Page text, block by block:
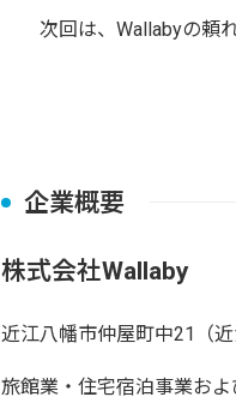
次回は、Wallabyの頼
企業概要
株式会社Wallaby
近江八幡市仲屋町中21（
旅館業・住宅宿泊事業お